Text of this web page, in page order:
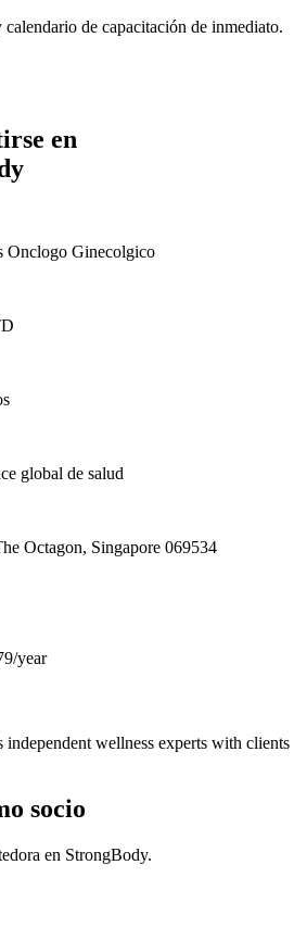
calendario de capacitación de inmediato.
en
Onclogo Ginecolgico
global de salud
Octagon, Singapore 069534
year
independent wellness experts with clients
socio
en StrongBody.